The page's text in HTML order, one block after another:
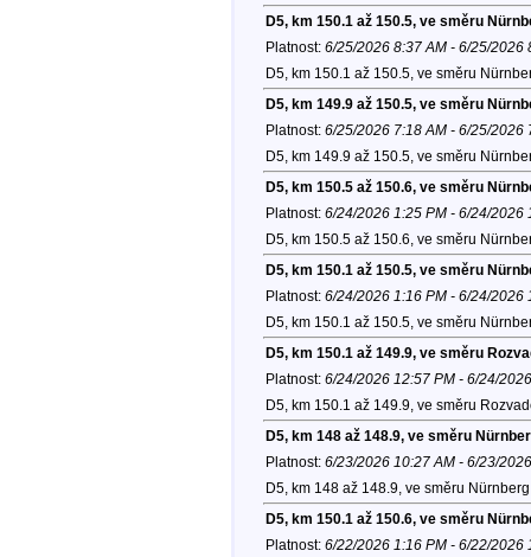
D5, km 150.1 až 150.5, ve směru
Platnost: 6/25/2026 8:37 AM - 6/25/2026
D5, km 150.1 až 150.5, ve směru
D5, km 149.9 až 150.5, ve směru
Platnost: 6/25/2026 7:18 AM - 6/25/2026
D5, km 149.9 až 150.5, ve směru
D5, km 150.5 až 150.6, ve směru
Platnost: 6/24/2026 1:25 PM - 6/24/2026
D5, km 150.5 až 150.6, ve směru
D5, km 150.1 až 150.5, ve směru
Platnost: 6/24/2026 1:16 PM - 6/24/2026
D5, km 150.1 až 150.5, ve směru
D5, km 150.1 až 149.9, ve směru
Platnost: 6/24/2026 12:57 PM - 6/24/
D5, km 150.1 až 149.9, ve směru
D5, km 148 až 148.9, ve směru
Platnost: 6/23/2026 10:27 AM - 6/23/
D5, km 148 až 148.9, ve směru
D5, km 150.1 až 150.6, ve směru
Platnost: 6/22/2026 1:16 PM - 6/22/2026